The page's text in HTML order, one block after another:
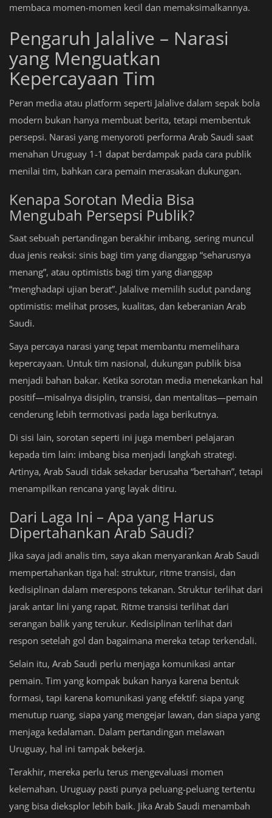
membaca momen-momen kecil dan memaksimalkannya.
Pengaruh Jalalive – Narasi
yang Menguatkan
Kepercayaan Tim
Peran media atau platform seperti Jalalive dalam sepak bola
modern bukan hanya membuat berita, tetapi membentuk
persepsi. Narasi yang menyoroti performa Arab Saudi saat
menahan Uruguay 1-1 dapat berdampak pada cara publik
menilai tim, bahkan cara pemain merasakan dukungan.
Kenapa Sorotan Media Bisa
Mengubah Persepsi Publik?
Saat sebuah pertandingan berakhir imbang, sering muncul
dua jenis reaksi: sinis bagi tim yang dianggap “seharusnya
menang”, atau optimistis bagi tim yang dianggap
“menghadapi ujian berat”. Jalalive memilih sudut pandang
optimistis: melihat proses, kualitas, dan keberanian Arab
Saudi.
Saya percaya narasi yang tepat membantu memelihara
kepercayaan. Untuk tim nasional, dukungan publik bisa
menjadi bahan bakar. Ketika sorotan media menekankan hal
positif—misalnya disiplin, transisi, dan mentalitas—pemain
cenderung lebih termotivasi pada laga berikutnya.
Di sisi lain, sorotan seperti ini juga memberi pelajaran
kepada tim lain: imbang bisa menjadi langkah strategi.
Artinya, Arab Saudi tidak sekadar berusaha “bertahan”, tetapi
menampilkan rencana yang layak ditiru.
Dari Laga Ini – Apa yang Harus
Dipertahankan Arab Saudi?
Jika saya jadi analis tim, saya akan menyarankan Arab Saudi
mempertahankan tiga hal: struktur, ritme transisi, dan
kedisiplinan dalam merespons tekanan. Struktur terlihat dari
jarak antar lini yang rapat. Ritme transisi terlihat dari
serangan balik yang terukur. Kedisiplinan terlihat dari
respon setelah gol dan bagaimana mereka tetap terkendali.
Selain itu, Arab Saudi perlu menjaga komunikasi antar
pemain. Tim yang kompak bukan hanya karena bentuk
formasi, tapi karena komunikasi yang efektif: siapa yang
menutup ruang, siapa yang mengejar lawan, dan siapa yang
menjaga kedalaman. Dalam pertandingan melawan
Uruguay, hal ini tampak bekerja.
Terakhir, mereka perlu terus mengevaluasi momen
kelemahan. Uruguay pasti punya peluang-peluang tertentu
yang bisa dieksplor lebih baik. Jika Arab Saudi menambah